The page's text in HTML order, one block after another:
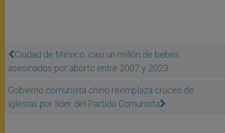
Ciudad de México: casi un millón de bebés
asesinados por aborto entre 2007 y 2023
Gobierno comunista chino reemplaza cruces de
iglesias por líder del Partido Comunista